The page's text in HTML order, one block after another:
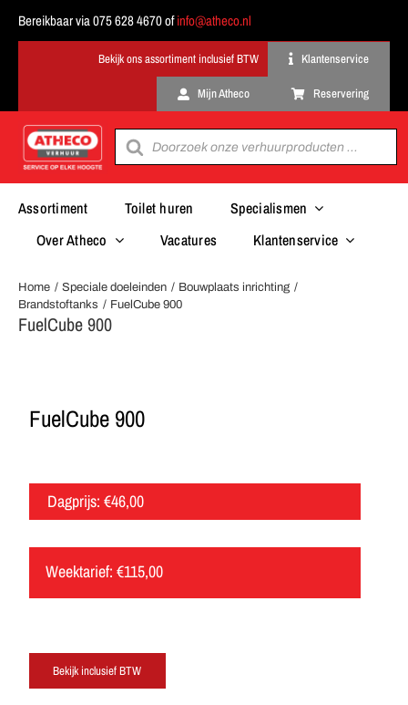
Bereikbaar via 075 628 4670 ofinfo@atheco.nl
Klantenservice
Mijn Atheco Reservering
Producten
zoeken
Assortiment Toilet huren
Specialismen
Over Atheco
Vacatures Klantenservice
Home Speciale doeleinden
Bouwplaats inrichting
Brandstoftanks
FuelCube 900
FuelCube 900
FuelCube 900
Dagprijs: €46,00
Weektarief: €115,00